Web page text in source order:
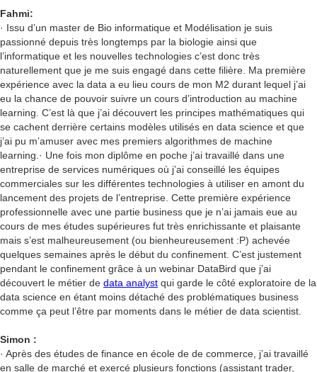
Fahmi:
· Issu d’un master de Bio informatique et Modélisation je suis
passionné depuis très longtemps par la biologie ainsi que
l’informatique et les nouvelles technologies c’est donc très
naturellement que je me suis engagé dans cette filière. Ma première
expérience avec la data a eu lieu cours de mon M2 durant lequel j’ai
eu la chance de pouvoir suivre un cours d’introduction au machine
learning. C’est là que j’ai découvert les principes mathématiques qui
se cachent derrière certains modèles utilisés en data science et que
j’ai pu m’amuser avec mes premiers algorithmes de machine
learning.· Une fois mon diplôme en poche j’ai travaillé dans une
entreprise de services numériques où j’ai conseillé les équipes
commerciales sur les différentes technologies à utiliser en amont du
lancement des projets de l’entreprise. Cette première expérience
professionnelle avec une partie business que je n’ai jamais eue au
cours de mes études supérieures fut très enrichissante et plaisante
mais s’est malheureusement (ou bienheureusement :P) achevée
quelques semaines après le début du confinement. C’est justement
pendant le confinement grâce à un webinar DataBird que j’ai
découvert le métier de data analyst qui garde le côté exploratoire de la
data science en étant moins détaché des problématiques business
comme ça peut l’être par moments dans le métier de data scientist.
Simon :
· Après des études de finance en école de de commerce, j’ai travaillé
en salle de marché et exercé plusieurs fonctions (assistant trader,